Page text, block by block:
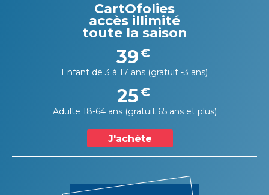
CartOfolies
accès illimité
toute la saison
39€
Enfant de 3 à 17 ans (gratuit -3 ans)
25€
Adulte 18-64 ans (gratuit 65 ans et plus)
J'achète